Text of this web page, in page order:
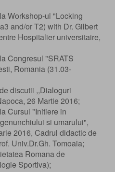
Workshop-ul "Locking
and/or T2) with Dr. Gilbert
Hospitalier universitaire,
Congresul "SRATS
Romania (31.03-
discutii ,,Dialoguri
26 Martie 2016;
Cursul "Initiere in
si umarului",
2016, Cadrul didactic de
Univ.Dr.Gh. Tomoaia;
Romana de
Sportiva);